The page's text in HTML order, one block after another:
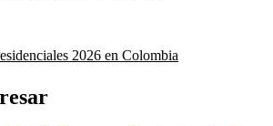
2026 en Colombia